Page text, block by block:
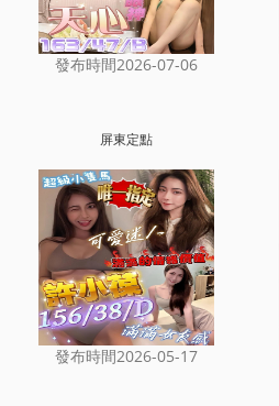
發布時間2026-07-06
屏東定點
發布時間2026-05-17